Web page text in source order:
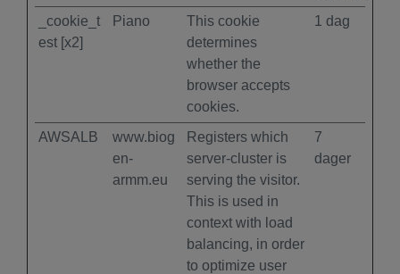
_cookie_t
est [x2]
Piano
This cookie
determines
whether the
browser accepts
cookies.
1 dag
AWSALB
www.biog
en-
armm.eu
Registers which
server-cluster is
serving the visitor.
This is used in
context with load
balancing, in order
to optimize user
7
dager